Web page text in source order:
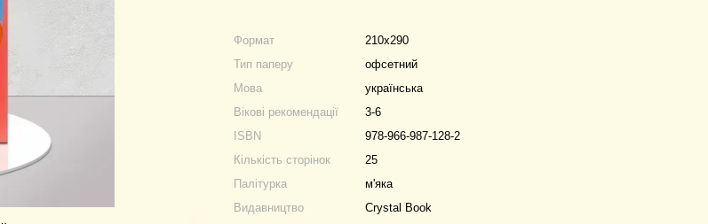
Формат
210х290
Тип паперу
офсетний
Мова
українська
Вікові рекомендації
3-6
ISBN
978-966-987-128-2
Кількість сторінок
25
Палітурка
м'яка
Видавництво
Crystal Book